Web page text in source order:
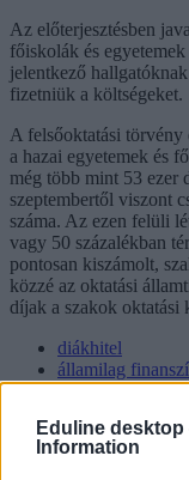
Eduline desktop
Information
Az előterjesztésben
főiskolák és
jelentkező
fizetniük a költségeket.
A felsőoktatási törvény
a hazai egyetemek és
még több mint 53 ezer
szeptembertől viszont
száma. Az ezen felüli
vagy 50 százalékban
pontosan kiszámolt,
közzé az oktatási
díjak a szakok oktatási
diákhitel
államilag
Diákhitel
Hozzászólások